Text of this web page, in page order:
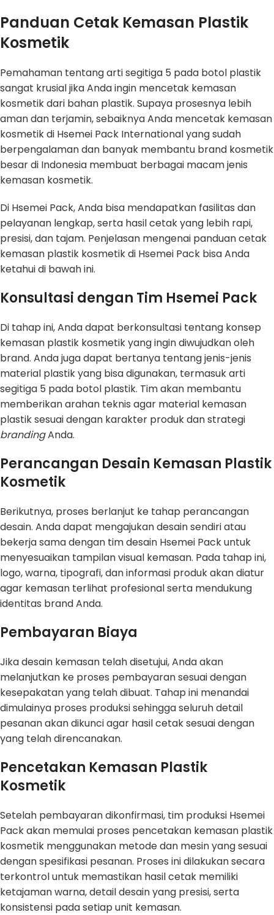
Panduan Cetak Kemasan Plastik
Kosmetik
Pemahaman tentang arti segitiga 5 pada botol plastik
sangat krusial jika Anda ingin mencetak kemasan
kosmetik dari bahan plastik. Supaya prosesnya lebih
aman dan terjamin, sebaiknya Anda mencetak kemasan
kosmetik di Hsemei Pack International yang sudah
berpengalaman dan banyak membantu brand kosmetik
besar di Indonesia membuat berbagai macam jenis
kemasan kosmetik.
Di Hsemei Pack, Anda bisa mendapatkan fasilitas dan
pelayanan lengkap, serta hasil cetak yang lebih rapi,
presisi, dan tajam. Penjelasan mengenai panduan cetak
kemasan plastik kosmetik di Hsemei Pack bisa Anda
ketahui di bawah ini.
Konsultasi dengan Tim Hsemei Pack
Di tahap ini, Anda dapat berkonsultasi tentang konsep
kemasan plastik kosmetik yang ingin diwujudkan oleh
brand. Anda juga dapat bertanya tentang jenis-jenis
material plastik yang bisa digunakan, termasuk arti
segitiga 5 pada botol plastik. Tim akan membantu
memberikan arahan teknis agar material kemasan
plastik sesuai dengan karakter produk dan strategi
brandingAnda.
Perancangan Desain Kemasan Plastik
Kosmetik
Berikutnya, proses berlanjut ke tahap perancangan
desain. Anda dapat mengajukan desain sendiri atau
bekerja sama dengan tim desain Hsemei Pack untuk
menyesuaikan tampilan visual kemasan. Pada tahap ini,
logo, warna, tipografi, dan informasi produk akan diatur
agar kemasan terlihat profesional serta mendukung
identitas brand Anda.
Pembayaran Biaya
Jika desain kemasan telah disetujui, Anda akan
melanjutkan ke proses pembayaran sesuai dengan
kesepakatan yang telah dibuat. Tahap ini menandai
dimulainya proses produksi sehingga seluruh detail
pesanan akan dikunci agar hasil cetak sesuai dengan
yang telah direncanakan.
Pencetakan Kemasan Plastik
Kosmetik
Setelah pembayaran dikonfirmasi, tim produksi Hsemei
Pack akan memulai proses pencetakan kemasan plastik
kosmetik menggunakan metode dan mesin yang sesuai
dengan spesifikasi pesanan. Proses ini dilakukan secara
terkontrol untuk memastikan hasil cetak memiliki
ketajaman warna, detail desain yang presisi, serta
konsistensi pada setiap unit kemasan.